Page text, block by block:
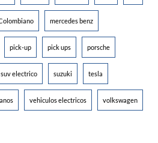
mercedes benz
pick-up pick ups porsche
suv electrico suzuki tesla
vehiculos electricos volkswagen